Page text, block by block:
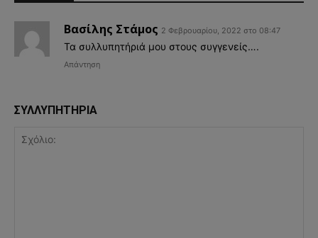
Βασίλης Στάμος 2 Φεβρουαρίου, 2022 στο 08:47
Τα συλλυπητήριά μου στους συγγενείς….
Απάντηση
ΣΥΛΛΥΠΗΤΗΡΙΑ